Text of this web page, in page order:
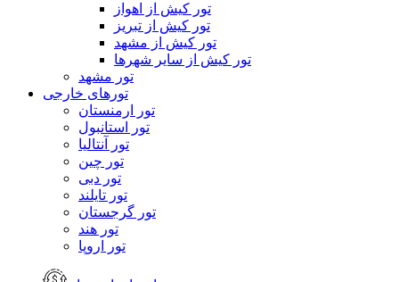
تور کیش از اهواز
تور کیش از تبریز
تور کیش از مشهد
تور کیش از سایر شهرها
تور مشهد
تورهای خارجی
تور ارمنستان
تور استانبول
تور آنتالیا
تور چین
تور دبی
تور تایلند
تور گرجستان
تور هند
تور اروپا